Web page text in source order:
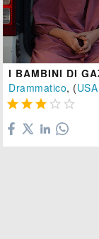
I BAMBINI DI
Drammatico, (USA
    